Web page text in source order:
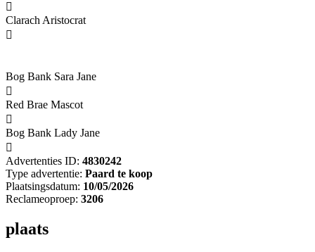

Clarach Aristocrat

Bog Bank Sara Jane

Red Brae Mascot

Bog Bank Lady Jane

Advertenties ID: 4830242
Type advertentie: Paard te koop
Plaatsingsdatum: 10/05/2026
Reclameoproep: 3206
plaats